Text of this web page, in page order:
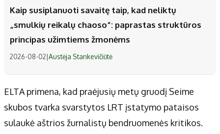
Kaip susiplanuoti savaitę taip, kad neliktų
„smulkių reikalų chaoso“: paprastas struktūros
principas užimtiems žmonėms
2026-08-02|Austėja Stankevičiūtė
ELTA primena, kad praėjusių metų gruodį Seime
skubos tvarka svarstytos LRT įstatymo pataisos
sulaukė aštrios žurnalistų bendruomenės kritikos.